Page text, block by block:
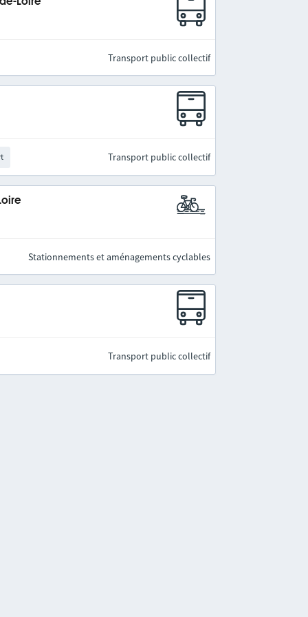
Transport public collectif
Transport public collectif
Stationnements et aménagements cyclables
Transport public collectif